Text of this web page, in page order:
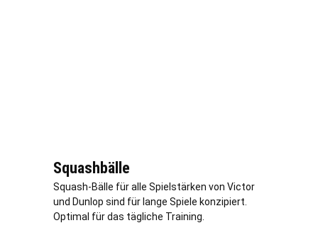
Squashbälle
Squash-Bälle für alle Spielstärken von Victor
und Dunlop sind für lange Spiele konzipiert.
Optimal für das tägliche Training.